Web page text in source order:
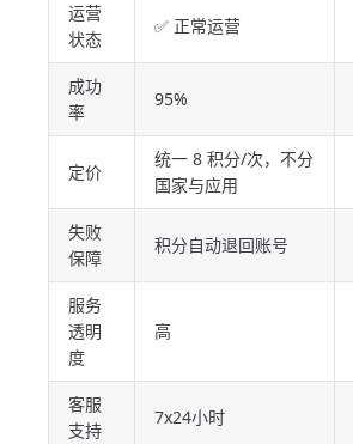
运营
状态
✅ 正常运营
成功
率
95%
定价
统一 8 积分/次，不分
国家与应用
失败
保障
积分自动退回账号
服务
透明
度
高
客服
支持
7x24小时